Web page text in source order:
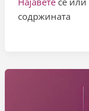
содржината